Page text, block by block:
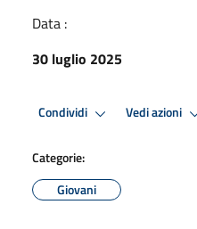
Data :
30 luglio 2025
Condividi Vedi azioni
Categorie:
Giovani